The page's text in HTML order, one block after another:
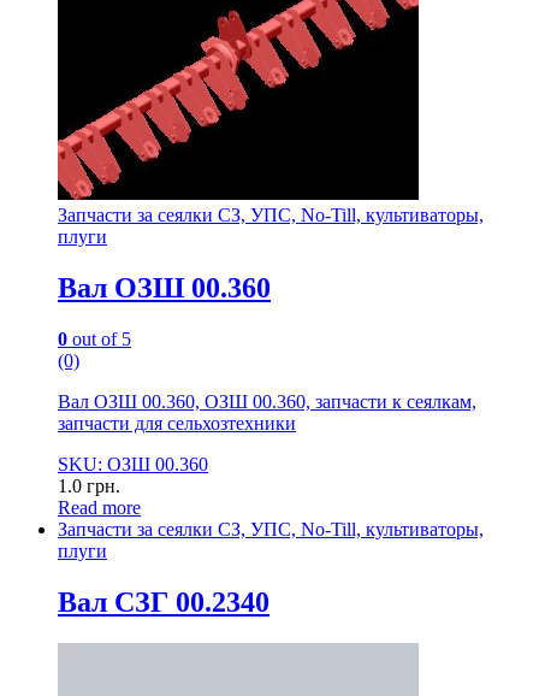
Запчасти за сеялки СЗ, УПС, No-Till, культиваторы,
плуги
Вал ОЗШ 00.360
0 out of 5
(0)
Вал ОЗШ 00.360, ОЗШ 00.360, запчасти к сеялкам,
запчасти для сельхозтехники
SKU: ОЗШ 00.360
1.0 грн.
Read more
Запчасти за сеялки СЗ, УПС, No-Till, культиваторы,
плуги
Вал СЗГ 00.2340